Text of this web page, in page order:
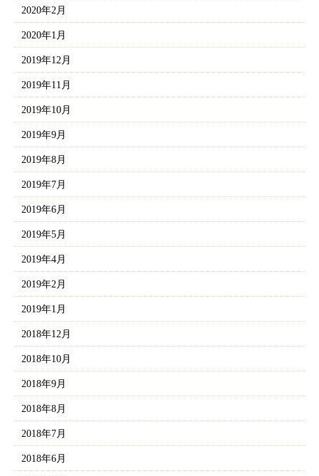
2020年2月
2020年1月
2019年12月
2019年11月
2019年10月
2019年9月
2019年8月
2019年7月
2019年6月
2019年5月
2019年4月
2019年2月
2019年1月
2018年12月
2018年10月
2018年9月
2018年8月
2018年7月
2018年6月